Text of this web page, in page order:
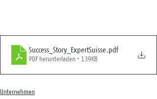
Success_Story_ExpertSuisse.pdf
PDF herunterladen • 139KB
Unternehmen